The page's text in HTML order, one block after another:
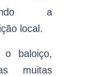
a
local.
baloiço,
muitas